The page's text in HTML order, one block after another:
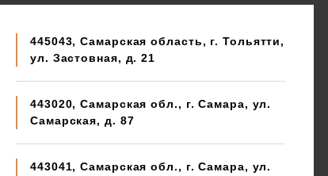
445043, Самарская область, г. Тольятти,
ул. Застовная, д. 21
443020, Самарская обл., г. Самара, ул.
Самарская, д. 87
443041, Самарская обл., г. Самара, ул.